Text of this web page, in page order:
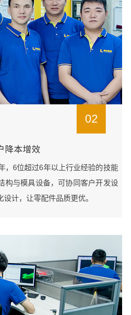
02
降本增效
，6位超过6年以上行业经验的技能
构与模具设备，可协同客户开发设
计，让零配件品质更优。